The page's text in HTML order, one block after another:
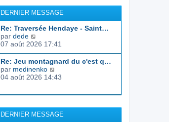
s
a
g
e
r
e
s
e
l
e
d
e
n
i
e
r
m
a
g
l
t
e
r
e
d
e
r
n
e
m
e
DERNIER MESSAGE
Re: Traversée Hendaye - Saint…
par dede
o
s
u
l
l
e
07 août 2026 17:41
Re: Jeu montagnard du c'est q…
par medinenko
o
l
t
04 août 2026 14:43
DERNIER MESSAGE